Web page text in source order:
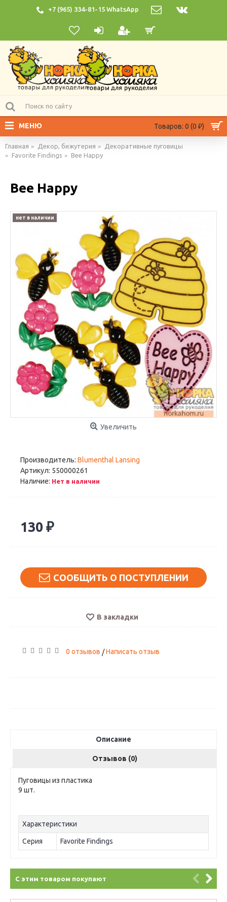
+7 (965) 334-81-15 WhatsApp
Товаров: 0 (0 ₽)
МЕНЮ
Главная Декор, бижутерия
Декоративные пуговицы
Favorite Findings
Bee Happy
Bee Happy
нет в наличии
Увеличить
Производитель: Blumenthal Lansing
Артикул: 550000261
Наличие: Нет в наличии
130 ₽
СООБЩИТЬ О ПОСТУПЛЕНИИ
В закладки
0 отзывов /Написать отзыв
Описание
Отзывов (0)
Пуговицы из пластика
9 шт.
Характеристики
Серия Favorite Findings
С этим товаром покупают